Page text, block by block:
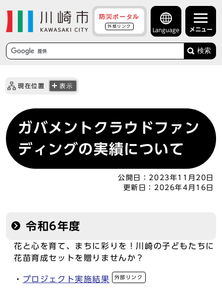
防災ポータル
外部リンク
Language メニュー
検索
現在位置 表示
ガバメントクラウドファン
ディングの実績について
公開日： 2023年11月20日
更新日： 2026年4月16日
令和6年度
花と心を育て、まちに彩りを！川崎の子どもたちに
花苗育成セットを贈りませんか？
・ プロジェクト実施結果 外部リンク